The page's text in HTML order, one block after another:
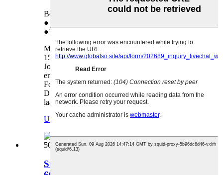
Benotzt an: HP 1010 1510 1518-3
● Laang Liewensdauer
●1:1 Ersatz bei Qualitéitsproblemer
Mir liwweren en Netzadapter fir den HP 1010
1510 1518-3. Eis Equipe ass zënter méi wéi 10
Joer am Beräich vun de Büroaccessoiren
engagéiert a war ëmmer ee vun de professionelle
Fournisseuren vun Ersatzdeeler fir Kopierer an
Drécker. Mir freeën eis häerzlech drop, e
laangfristege Partner mat Iech ze ginn!
UfroDetail
Stroumversuergung fir Ricoh 5054